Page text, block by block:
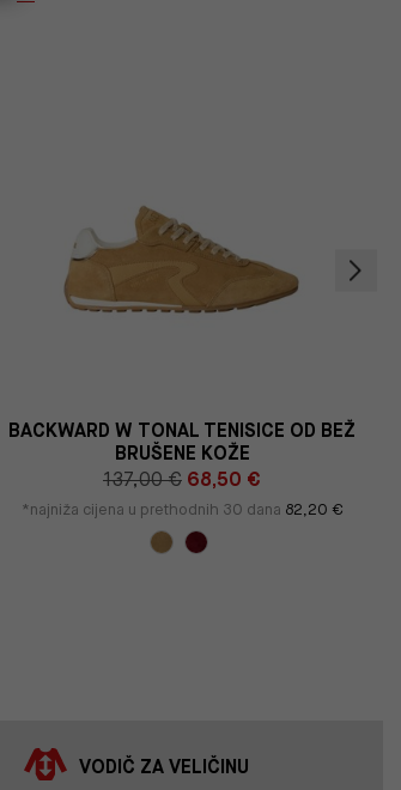
BACKWARD W TONAL TENISICE OD BEŽ
BRUŠENE KOŽE
137,00 € 68,50 €
*najniža cijena u prethodnih 30 dana 82,20 €
VODIČ ZA VELIČINU